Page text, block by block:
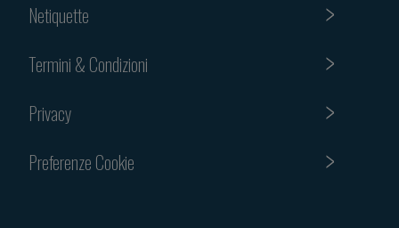
Netiquette
Termini & Condizioni
Privacy
Preferenze Cookie